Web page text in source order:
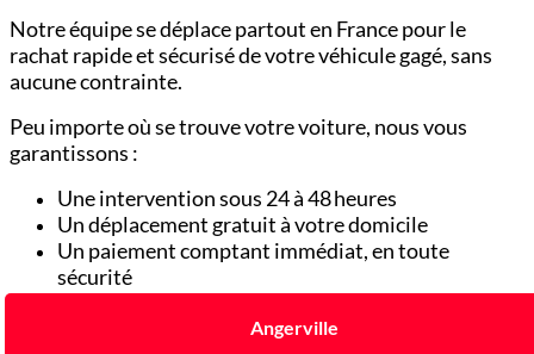
Notre équipe se déplace partout en France pour le
rachat rapide et sécurisé de votre véhicule gagé, sans
aucune contrainte.
Peu importe où se trouve votre voiture, nous vous
garantissons :
Une intervention sous 24 à 48 heures
Un déplacement gratuit à votre domicile
Un paiement comptant immédiat, en toute
sécurité
Angerville